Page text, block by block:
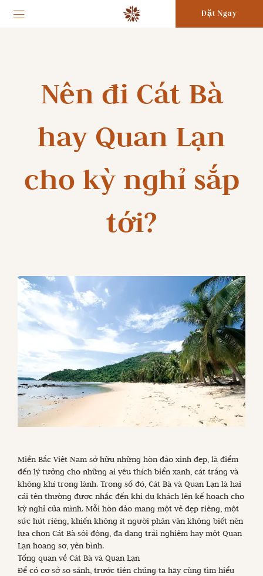
Đặt Ngay
Nên đi Cát Bà
hay Quan Lạn
cho kỳ nghỉ sắp
tới?
Miền Bắc Việt Nam sở hữu những hòn đảo xinh đẹp, là điểm
đến lý tưởng cho những ai yêu thích biển xanh, cát trắng và
không khí trong lành. Trong số đó, Cát Bà và Quan Lạn là hai
cái tên thường được nhắc đến khi du khách lên kế hoạch cho
kỳ nghỉ của mình. Mỗi hòn đảo mang một vẻ đẹp riêng, một
sức hút riêng, khiến không ít người phân vân không biết nên
lựa chọn Cát Bà sôi động, đa dạng trải nghiệm hay một Quan
Lạn hoang sơ, yên bình.
Tổng quan về Cát Bà và Quan Lạn
Để có cơ sở so sánh, trước tiên chúng ta hãy cùng tìm hiểu